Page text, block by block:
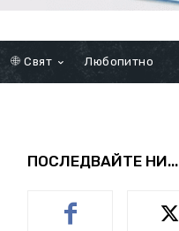
Свят Любопитно
ПОСЛЕДВАЙТЕ НИ...